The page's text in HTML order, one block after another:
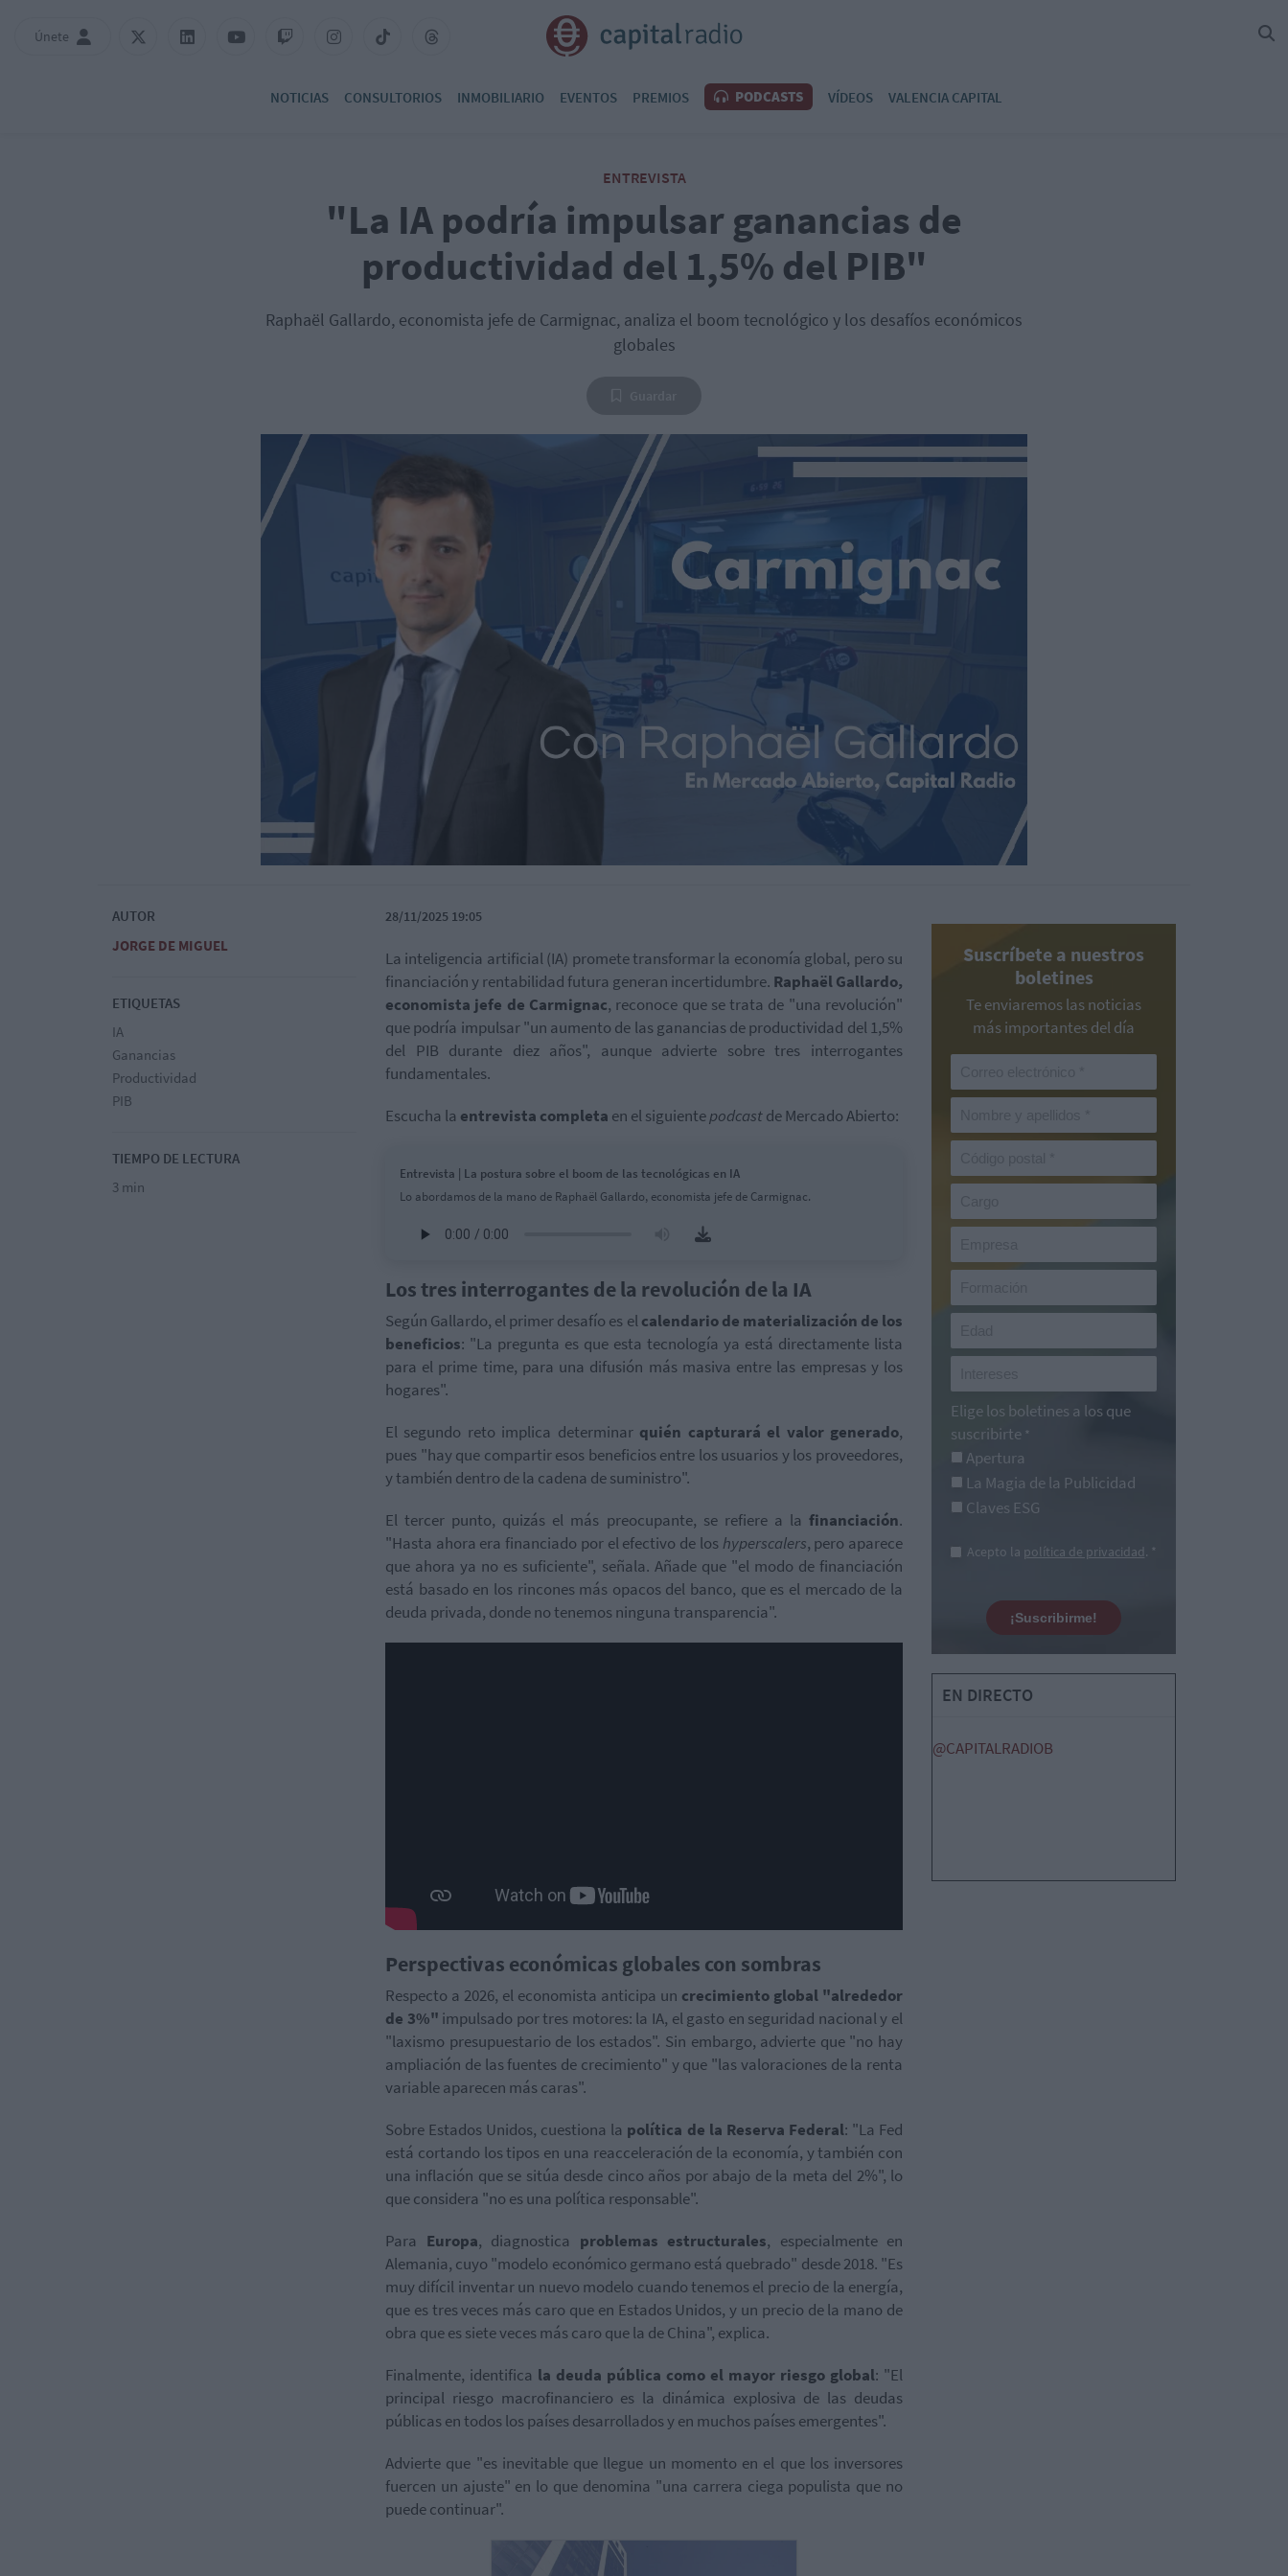
Únete
NOTICIAS CONSULTORIOS INMOBILIARIO EVENTOS PREMIOS PODCASTS VÍDEOS VALENCIA CAPITAL
ENTREVISTA
"La IA podría impulsar ganancias de
productividad del 1,5% del PIB"
Raphaël Gallardo, economista jefe de Carmignac, analiza el boom tecnológico y los desafíos económicos
globales
AUTOR
JORGE DE MIGUEL
ETIQUETAS
IA
Ganancias
Productividad
PIB
TIEMPO DE LECTURA
3 min
28/11/2025 19:05
La inteligencia artificial (IA) promete transformar la economía global, pero su
financiación y rentabilidad futura generan incertidumbre. Raphaël Gallardo,
economista jefe de Carmignac, reconoce que se trata de "una revolución"
que podría impulsar "un aumento de las ganancias de productividad del 1,5%
del PIB durante diez años", aunque advierte sobre tres interrogantes
fundamentales.
Escucha la entrevista completa en el siguientepodcastde Mercado Abierto:
Entrevista | La postura sobre el boom de las tecnológicas en IA
Lo abordamos de la mano de Raphaël Gallardo, economista jefe de Carmignac.
Los tres interrogantes de la revolución de la IA
Según Gallardo, el primer desafío es elcalendario de materialización de los
beneficios: "La pregunta es que esta tecnología ya está directamente lista
para el prime time, para una difusión más masiva entre las empresas y los
hogares".
El segundo reto implica determinarquién capturará el valor generado,
pues "hay que compartir esos beneficios entre los usuarios y los proveedores,
y también dentro de la cadena de suministro".
El tercer punto, quizás el más preocupante, se refiere a la financiación.
"Hasta ahora era financiado por el efectivo de los hyperscalers, pero aparece
que ahora ya no es suficiente", señala. Añade que "el modo de financiación
está basado en los rincones más opacos del banco, que es el mercado de la
deuda privada, donde no tenemos ninguna transparencia".
Perspectivas económicas globales con sombras
Respecto a 2026, el economista anticipa un crecimiento global "alrededor
de 3%" impulsado por tres motores: la IA, el gasto en seguridad nacional y el
"laxismo presupuestario de los estados". Sin embargo, advierte que "no hay
ampliación de las fuentes de crecimiento" y que "las valoraciones de la renta
variable aparecen más caras".
Sobre Estados Unidos, cuestiona la política de la Reserva Federal: "La Fed
está cortando los tipos en una reacceleración de la economía, y también con
una inflación que se sitúa desde cinco años por abajo de la meta del 2%", lo
que considera "no es una política responsable".
Para Europa, diagnostica problemas estructurales, especialmente en
Alemania, cuyo "modelo económico germano está quebrado" desde 2018. "Es
muy difícil inventar un nuevo modelo cuando tenemos el precio de la energía,
que es tres veces más caro que en Estados Unidos, y un precio de la mano de
obra que es siete veces más caro que la de China", explica.
Finalmente, identifica la deuda pública como el mayor riesgo global: "El
principal riesgo macrofinanciero es la dinámica explosiva de las deudas
públicas en todos los países desarrollados y en muchos países emergentes".
Advierte que "es inevitable que llegue un momento en el que los inversores
fuercen un ajuste" en lo que denomina "una carrera ciega populista que no
puede continuar".
Suscríbete a nuestros
boletines
Te enviaremos las noticias
más importantes del día
Elige los boletines a los que
suscribirte *
Apertura
La Magia de la Publicidad
Claves ESG
Acepto la política de privacidad. *
¡Suscribirme!
EN DIRECTO
@CAPITALRADIOB